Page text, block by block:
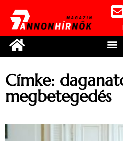
Címke:
megbetegedés